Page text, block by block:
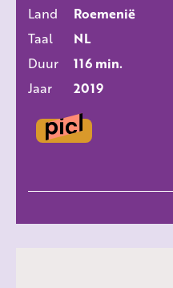
Land
Roemenië
Taal
NL
Duur
116 min.
Jaar
2019